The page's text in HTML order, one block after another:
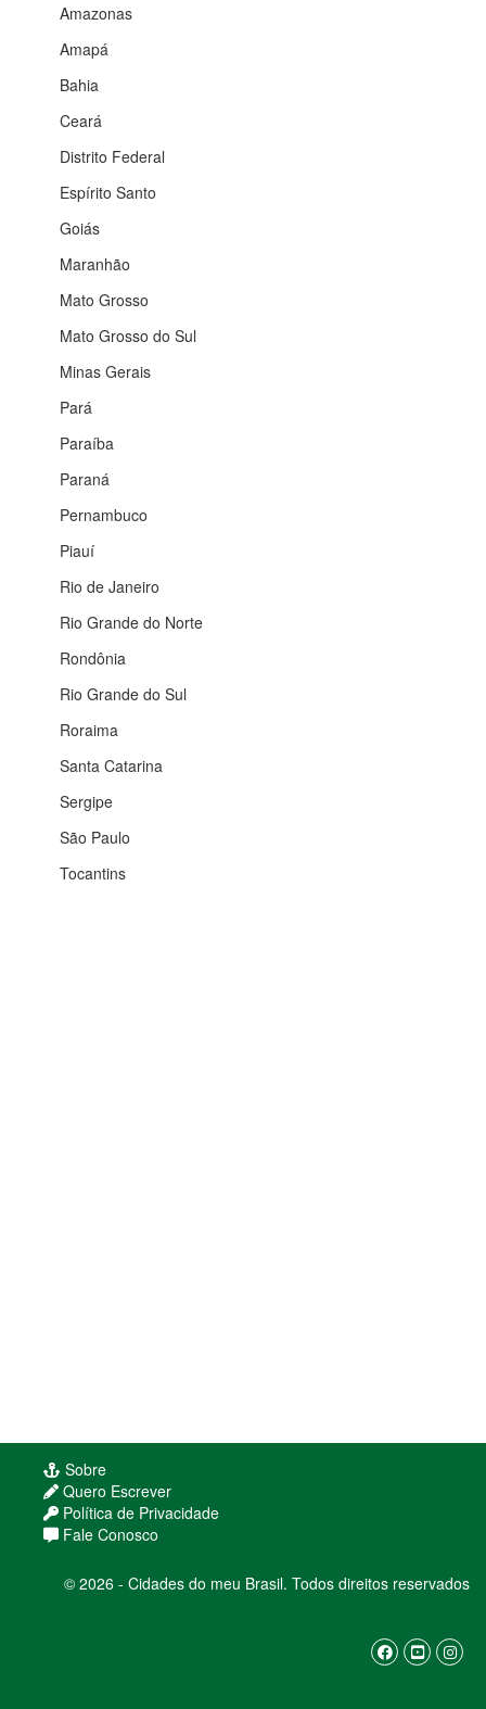
Amazonas
Amapá
Bahia
Ceará
Distrito Federal
Espírito Santo
Goiás
Maranhão
Mato Grosso
Mato Grosso do Sul
Minas Gerais
Pará
Paraíba
Paraná
Pernambuco
Piauí
Rio de Janeiro
Rio Grande do Norte
Rondônia
Rio Grande do Sul
Roraima
Santa Catarina
Sergipe
São Paulo
Tocantins
Sobre
Quero Escrever
Política de Privacidade
Fale Conosco
© 2026 - Cidades do meu Brasil. Todos direitos reservados